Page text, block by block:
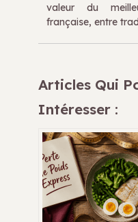
valeur du
française, entre
Articles Qui
Intéresser :